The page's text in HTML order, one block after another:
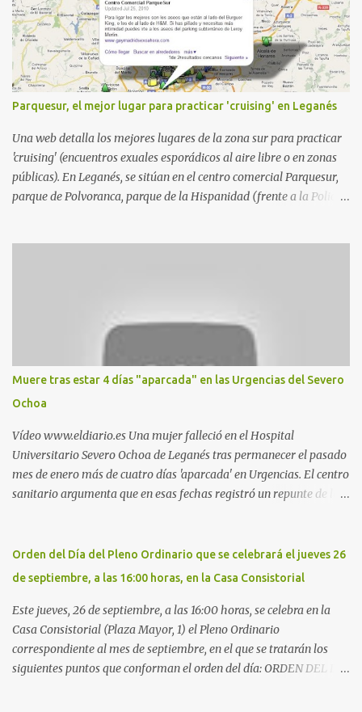
Parquesur, el mejor lugar para practicar 'cruising' en Leganés
Una web detalla los mejores lugares de la zona sur para practicar
'cruising' (encuentros exuales esporádicos al aire libre o en zonas
públicas). En Leganés, se sitúan en el centro comercial Parquesur,
parque de Polvoranca, parque de la Hispanidad (frente a la Policía
estadio municipal de Butarque) y caminos entre el estadio y Plaza
Nueva. Otro lugar: Escombrera de Polvoranca, entre Leganés y
Móstoles También en el parque de la Hispanidad, situado frente a
la Policía Local de Leganés de la calle Chile, 1, y junto al
cementerio de Butarque". Más información
Muere tras estar 4 días "aparcada" en las Urgencias del Severo
Ochoa
Vídeo www.eldiario.es Una mujer falleció en el Hospital
Universitario Severo Ochoa de Leganés tras permanecer el pasado
mes de enero más de cuatro días 'aparcada' en Urgencias. El centro
sanitario argumenta que en esas fechas registró un repunte de las
arritmia y agravamiento de su dolencia por culpa de un resfriado.
Por ello, la ingresaron a finales del año pasado en el Hospital
cama, en el pasillo, sin mantas y sin poder descansar. Su hija, que
ha denunciado el caso y que grabó un vídeo de la situación
extrema, aseguró que los pasillos estaban repletos de enfermos y
que faltaban médicos por las vacaciones de Navidad, además de
Orden del Día del Pleno Ordinario que se celebrará el jueves 26
de septiembre, a las 16:00 horas, en la Casa Consistorial
Este jueves, 26 de septiembre, a las 16:00 horas, se celebra en la
Casa Consistorial (Plaza Mayor, 1) el Pleno Ordinario
correspondiente al mes de septiembre, en el que se tratarán los
siguientes puntos que conforman el orden del día: ORDEN DEL DÍA